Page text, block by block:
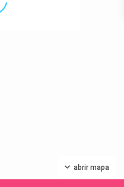
abrir mapa